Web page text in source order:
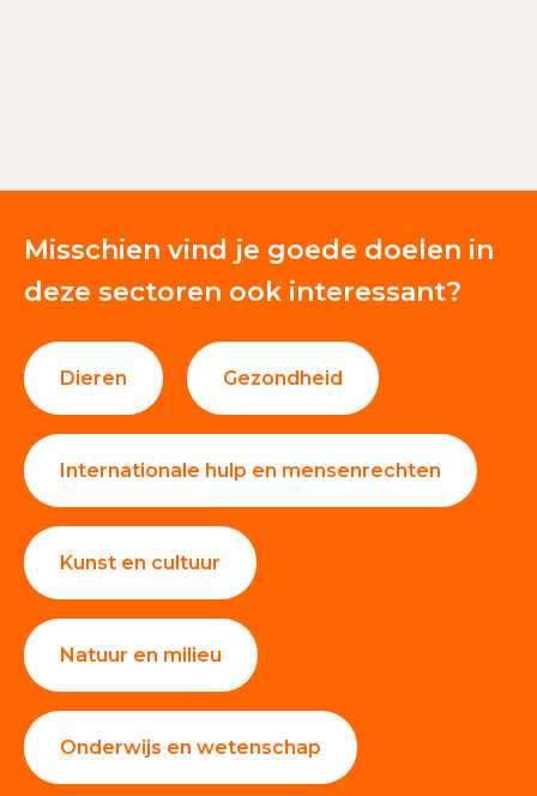
Misschien vind je goede doelen in
deze sectoren ook interessant?
Dieren Gezondheid
Internationale hulp en mensenrechten
Kunst en cultuur
Natuur en milieu
Onderwijs en wetenschap